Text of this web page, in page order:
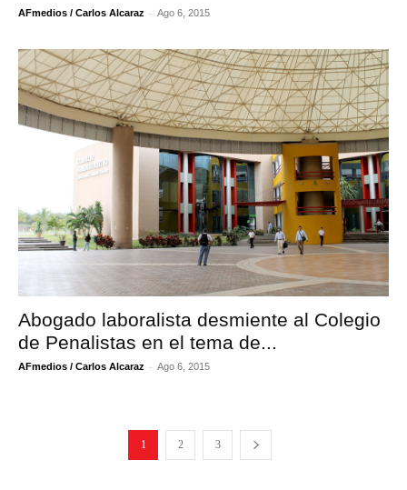
AFmedios / Carlos Alcaraz - Ago 6, 2015
Abogado laboralista desmiente al Colegio
de Penalistas en el tema de...
AFmedios / Carlos Alcaraz - Ago 6, 2015
1 2 3